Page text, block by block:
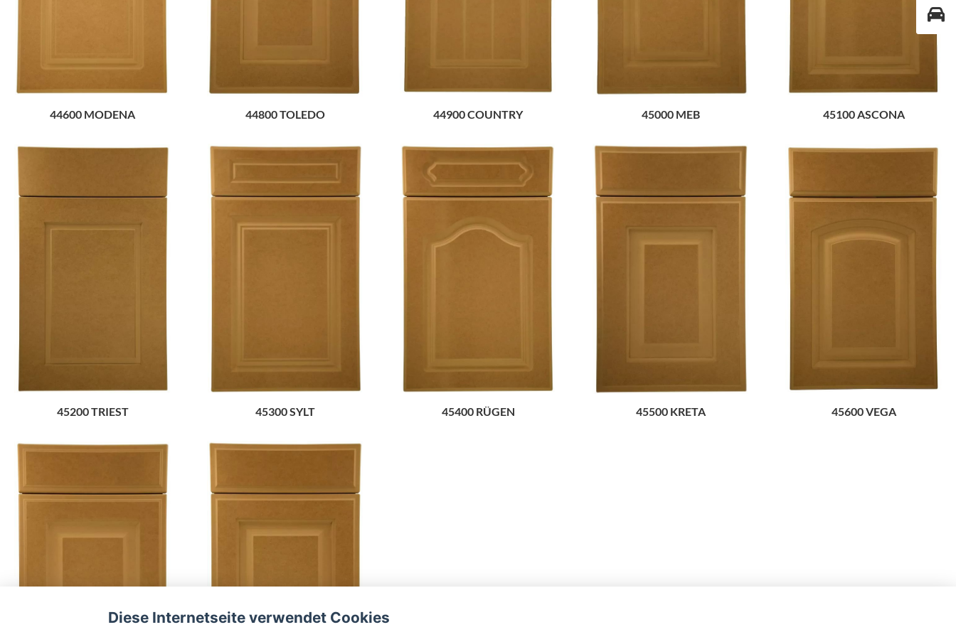
44600 MODENA 44800 TOLEDO 44900 COUNTRY 45000 MEB 45100 ASCONA
45200 TRIEST 45300 SYLT 45400 RÜGEN 45500 KRETA 45600 VEGA
Diese Internetseite verwendet Cookies